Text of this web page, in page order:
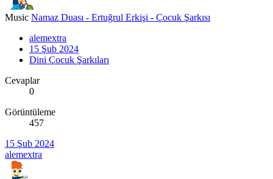
Music Namaz Duası - Ertuğrul Erkişi - Çocuk Şarkısı
alemextra
15 Şub 2024
Dini Çocuk Şarkıları
Cevaplar
0
Görüntüleme
457
15 Şub 2024
alemextra